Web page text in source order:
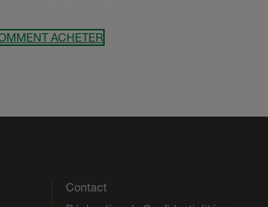
ACHETER
Contact